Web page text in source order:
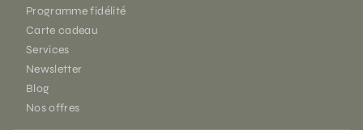
Programme fidélité
Carte cadeau
Services
Newsletter
Blog
Nos offres